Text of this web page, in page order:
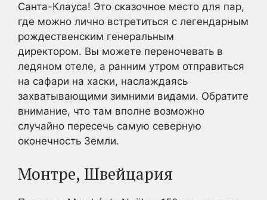
Санта-Клауса! Это сказочное место для пар,
где можно лично встретиться с легендарным
рождественским генеральным
директором. Вы можете переночевать в
ледяном отеле, а ранним утром отправиться
на сафари на хаски, наслаждаясь
захватывающими зимними видами. Обратите
внимание, что там вполне возможно
случайно пересечь самую северную
оконечность Земли.
Монтре, Швейцария